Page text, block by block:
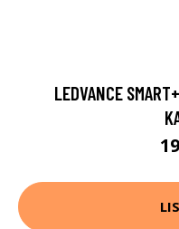
LEDVANCE